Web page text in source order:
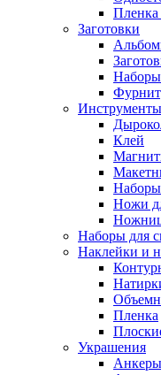
Пленка
Заготовки
Наборы
Инструменты
Клей
Наборы
Ножи
Наборы для
Наклейки и
Пленка
Украшения
Анкеры